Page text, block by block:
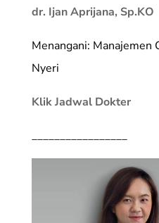
dr. Ijan Aprijana, Sp.KO
Menangani: Manajemen
Nyeri
Klik Jadwal Dokter
_________________